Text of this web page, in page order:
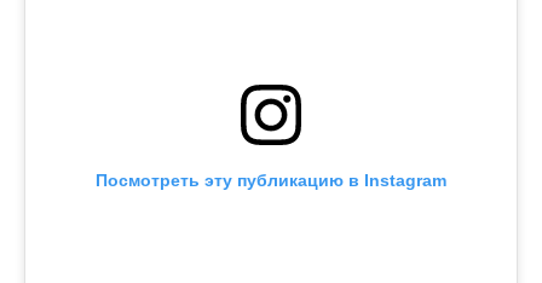
Посмотреть эту публикацию в Instagram